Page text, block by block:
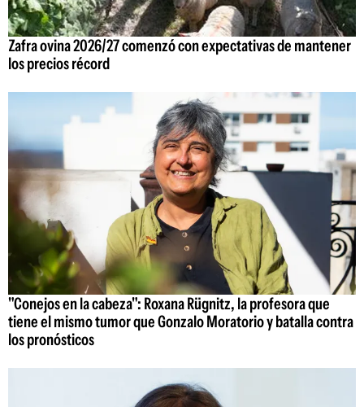
Zafra ovina 2026/27 comenzó con expectativas de mantener
los precios récord
"Conejos en la cabeza": Roxana Rügnitz, la profesora que
tiene el mismo tumor que Gonzalo Moratorio y batalla contra
los pronósticos